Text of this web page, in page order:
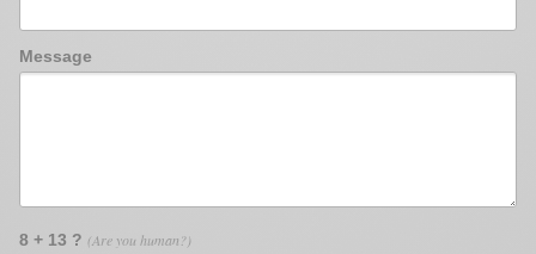
Message
8 + 13 ? (Are you human?)